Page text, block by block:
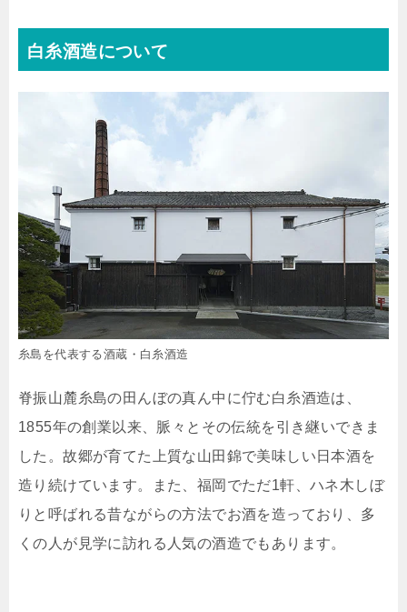
白糸酒造について
糸島を代表する酒蔵・白糸酒造
脊振山麓糸島の田んぼの真ん中に佇む白糸酒造は、
1855年の創業以来、脈々とその伝統を引き継いできま
した。故郷が育てた上質な山田錦で美味しい日本酒を
造り続けています。また、福岡でただ1軒、ハネ木しぼ
りと呼ばれる昔ながらの方法でお酒を造っており、多
くの人が見学に訪れる人気の酒造でもあります。